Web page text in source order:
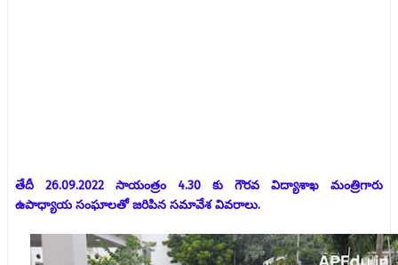
తేదీ 26.09.2022 సాయంత్రం 4.30 కు గౌరవ విద్యాశాఖ మంత్రిగారు
ఉపాధ్యాయ సంఘాలతో జరిపిన సమావేశ వివరాలు.